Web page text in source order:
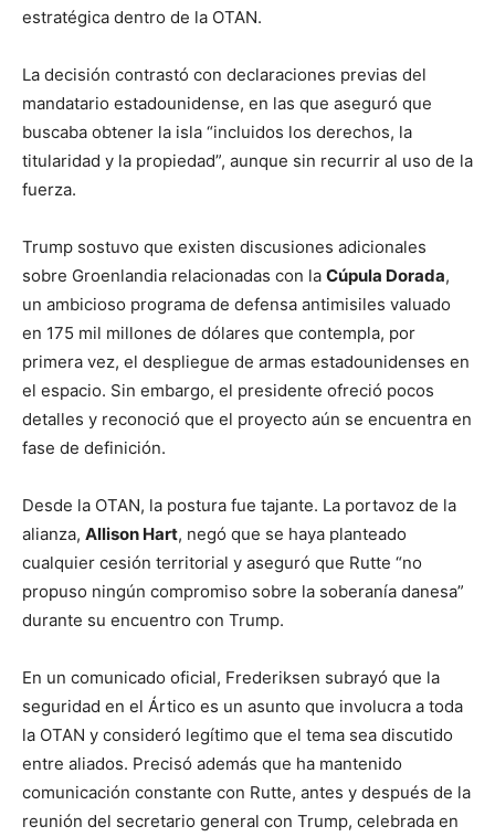
estratégica dentro de la OTAN.
La decisión contrastó con declaraciones previas del
mandatario estadounidense, en las que aseguró que
buscaba obtener la isla “incluidos los derechos, la
titularidad y la propiedad”, aunque sin recurrir al uso de la
fuerza.
Trump sostuvo que existen discusiones adicionales
sobre Groenlandia relacionadas con la Cúpula Dorada,
un ambicioso programa de defensa antimisiles valuado
en 175 mil millones de dólares que contempla, por
primera vez, el despliegue de armas estadounidenses en
el espacio. Sin embargo, el presidente ofreció pocos
detalles y reconoció que el proyecto aún se encuentra en
fase de definición.
Desde la OTAN, la postura fue tajante. La portavoz de la
alianza, Allison Hart, negó que se haya planteado
cualquier cesión territorial y aseguró que Rutte “no
propuso ningún compromiso sobre la soberanía danesa”
durante su encuentro con Trump.
En un comunicado oficial, Frederiksen subrayó que la
seguridad en el Ártico es un asunto que involucra a toda
la OTAN y consideró legítimo que el tema sea discutido
entre aliados. Precisó además que ha mantenido
comunicación constante con Rutte, antes y después de la
reunión del secretario general con Trump, celebrada en